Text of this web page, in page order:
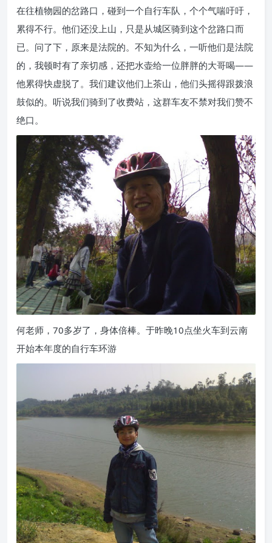
在往植物园的岔路口，碰到一个自行车队，个个气喘吁吁，
累得不行。他们还没上山，只是从城区骑到这个岔路口而
已。问了下，原来是法院的。不知为什么，一听他们是法院
的，我顿时有了亲切感，还把水壶给一位胖胖的大哥喝——
他累得快虚脱了。我们建议他们上茶山，他们头摇得跟拨浪
鼓似的。听说我们骑到了收费站，这群车友不禁对我们赞不
绝口。
何老师，70多岁了，身体倍棒。于昨晚10点坐火车到云南
开始本年度的自行车环游